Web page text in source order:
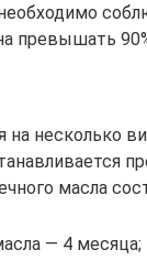
превышать
на несколько
масла
— 4 месяца;